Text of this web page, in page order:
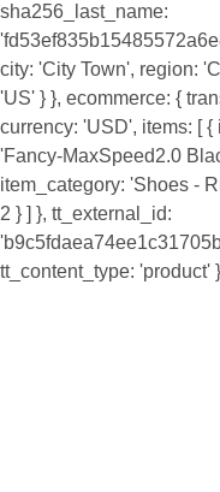
sha256_last_name:
city: 'City Town', region:
'US' } }, ecommerce: {
currency: 'USD', items: [
'Fancy-MaxSpeed2.0
item_category: 'Shoes -
2 } ] }, tt_external_id:
tt_content_type: 'product'